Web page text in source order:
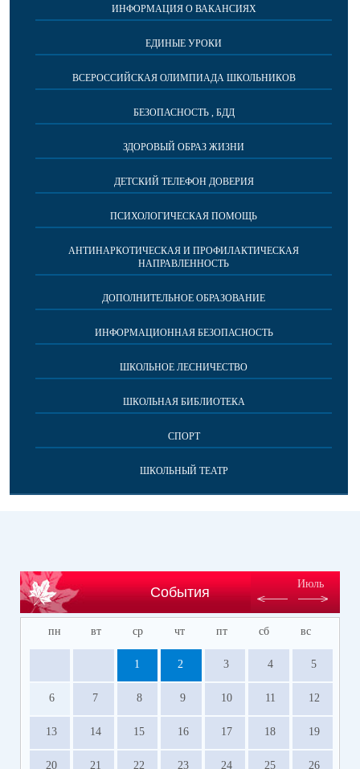
ИНФОРМАЦИЯ О ВАКАНСИЯХ
ЕДИНЫЕ УРОКИ
ВСЕРОССИЙСКАЯ ОЛИМПИАДА ШКОЛЬНИКОВ
БЕЗОПАСНОСТЬ , БДД
ЗДОРОВЫЙ ОБРАЗ ЖИЗНИ
ДЕТСКИЙ ТЕЛЕФОН ДОВЕРИЯ
ПСИХОЛОГИЧЕСКАЯ ПОМОЩЬ
АНТИНАРКОТИЧЕСКАЯ И ПРОФИЛАКТИЧЕСКАЯ
НАПРАВЛЕННОСТЬ
ДОПОЛНИТЕЛЬНОЕ ОБРАЗОВАНИЕ
ИНФОРМАЦИОННАЯ БЕЗОПАСНОСТЬ
ШКОЛЬНОЕ ЛЕСНИЧЕСТВО
ШКОЛЬНАЯ БИБЛИОТЕКА
СПОРТ
ШКОЛЬНЫЙ ТЕАТР
События
Июль
пн вт ср чт пт сб вс
1 2 3 4 5
6 7 8 9 10 11 12
13 14 15 16 17 18 19
20 21 22 23 24 25 26